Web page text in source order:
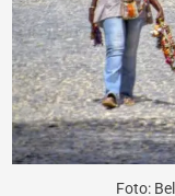
Foto: